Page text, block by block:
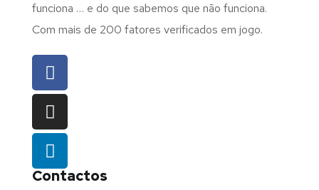
funciona … e do que sabemos que não funciona.
Com mais de 200 fatores verificados em jogo.
Contactos